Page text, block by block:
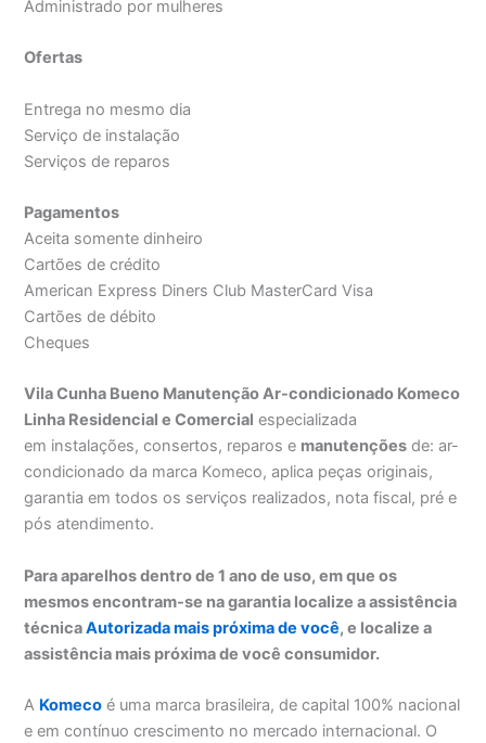
Administrado por mulheres
Ofertas
Entrega no mesmo dia
Serviço de instalação
Serviços de reparos
Pagamentos
Aceita somente dinheiro
Cartões de crédito
American Express Diners Club MasterCard Visa
Cartões de débito
Cheques
Vila Cunha Bueno Manutenção Ar-condicionado Komeco
Linha Residencial e Comercial especializada
em instalações, consertos, reparos e manutenções de: ar-
condicionado da marca Komeco, aplica peças originais,
garantia em todos os serviços realizados, nota fiscal, pré e
pós atendimento.
Para aparelhos dentro de 1 ano de uso, em que os
mesmos encontram-se na garantia localize a assistência
técnicaAutorizada mais próxima de você, e localize a
assistência mais próxima de você consumidor.
A Komeco é uma marca brasileira, de capital 100% nacional
e em contínuo crescimento no mercado internacional. O